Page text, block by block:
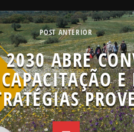
POST ANTERIOR
2030 ABRE
E